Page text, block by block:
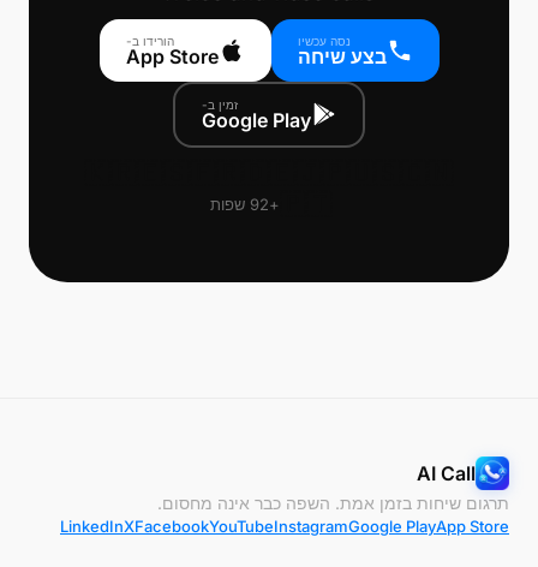
נסה עכשיו
בצע שיחה
הורידו ב-
App Store
זמין ב-
Google Play
+92 שפות
AI Call
תרגום שיחות בזמן אמת. השפה כבר אינה מחסום.
App Store
Google Play
Instagram
YouTube
Facebook
X
LinkedIn